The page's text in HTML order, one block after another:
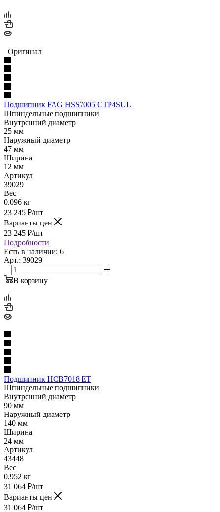
Оригинал
Подшипник FAG HSS7005 CTP4SUL
Шпиндельные подшипники
Внутренний диаметр
25 мм
Наружный диаметр
47 мм
Ширина
12 мм
Артикул
39029
Вес
0.096 кг
23 245 ₽/шт
Варианты цен
23 245 ₽/шт
Подробности
Есть в наличии: 6
Арт.: 39029
В корзину
Подшипник HCB7018 ET
Шпиндельные подшипники
Внутренний диаметр
90 мм
Наружный диаметр
140 мм
Ширина
24 мм
Артикул
43448
Вес
0.952 кг
31 064 ₽/шт
Варианты цен
31 064 ₽/шт